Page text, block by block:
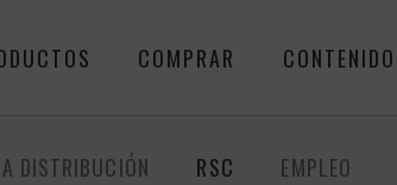
COMPRAR CONTENIDO
DISTRIBUCIÓN RSC EMPLEO